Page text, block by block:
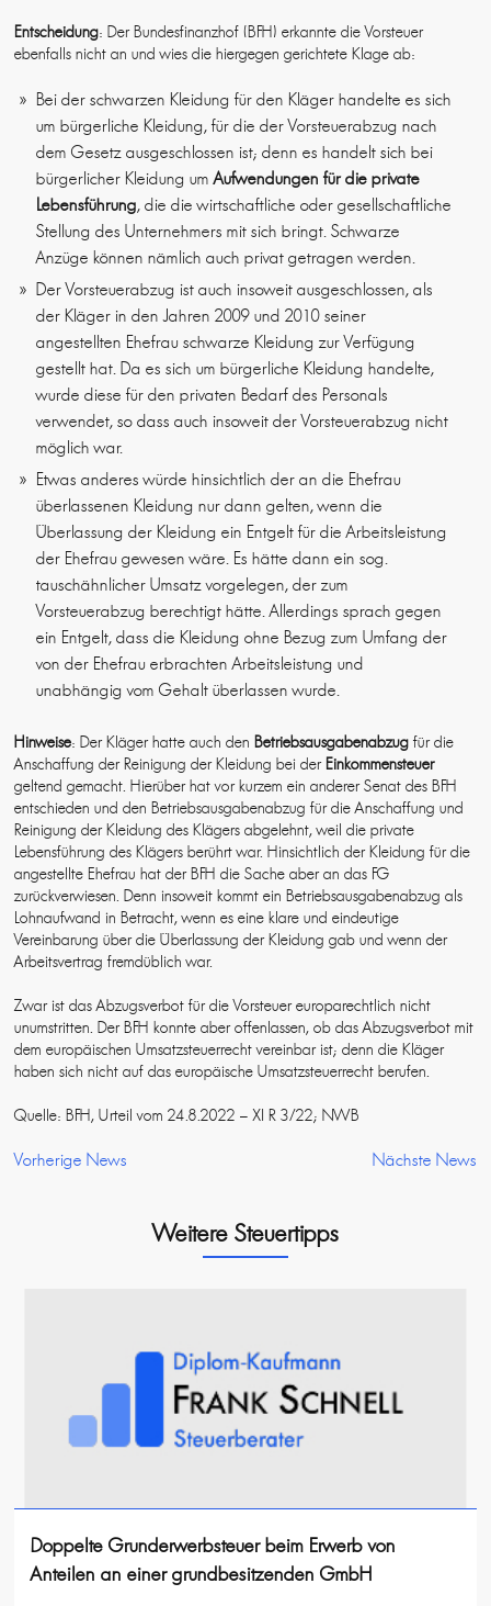
Entscheidung: Der Bundesfinanzhof (BFH) erkannte die Vorsteuer
ebenfalls nicht an und wies die hiergegen gerichtete Klage ab:
Bei der schwarzen Kleidung für den Kläger handelte es sich
um bürgerliche Kleidung, für die der Vorsteuerabzug nach
dem Gesetz ausgeschlossen ist; denn es handelt sich bei
bürgerlicher Kleidung umAufwendungen für die private
Lebensführung, die die wirtschaftliche oder gesellschaftliche
Stellung des Unternehmers mit sich bringt. Schwarze
Anzüge können nämlich auch privat getragen werden.
Der Vorsteuerabzug ist auch insoweit ausgeschlossen, als
der Kläger in den Jahren 2009 und 2010 seiner
angestellten Ehefrau schwarze Kleidung zur Verfügung
gestellt hat. Da es sich um bürgerliche Kleidung handelte,
wurde diese für den privaten Bedarf des Personals
verwendet, so dass auch insoweit der Vorsteuerabzug nicht
möglich war.
Etwas anderes würde hinsichtlich der an die Ehefrau
überlassenen Kleidung nur dann gelten, wenn die
Überlassung der Kleidung ein Entgelt für die Arbeitsleistung
der Ehefrau gewesen wäre. Es hätte dann ein sog.
tauschähnlicher Umsatz vorgelegen, der zum
Vorsteuerabzug berechtigt hätte. Allerdings sprach gegen
ein Entgelt, dass die Kleidung ohne Bezug zum Umfang der
von der Ehefrau erbrachten Arbeitsleistung und
unabhängig vom Gehalt überlassen wurde.
Hinweise: Der Kläger hatte auch den Betriebsausgabenabzug für die
Anschaffung der Reinigung der Kleidung bei der Einkommensteuer
geltend gemacht. Hierüber hat vor kurzem ein anderer Senat des BFH
entschieden und den Betriebsausgabenabzug für die Anschaffung und
Reinigung der Kleidung des Klägers abgelehnt, weil die private
Lebensführung des Klägers berührt war. Hinsichtlich der Kleidung für die
angestellte Ehefrau hat der BFH die Sache aber an das FG
zurückverwiesen. Denn insoweit kommt ein Betriebsausgabenabzug als
Lohnaufwand in Betracht, wenn es eine klare und eindeutige
Vereinbarung über die Überlassung der Kleidung gab und wenn der
Arbeitsvertrag fremdüblich war.
Zwar ist das Abzugsverbot für die Vorsteuer europarechtlich nicht
unumstritten. Der BFH konnte aber offenlassen, ob das Abzugsverbot mit
dem europäischen Umsatzsteuerrecht vereinbar ist; denn die Kläger
haben sich nicht auf das europäische Umsatzsteuerrecht berufen.
Quelle: BFH, Urteil vom 24.8.2022 – XI R 3/22; NWB
Vorherige News Nächste News
Weitere Steuertipps
Doppelte Grunderwerbsteuer beim Erwerb von
Anteilen an einer grundbesitzenden GmbH